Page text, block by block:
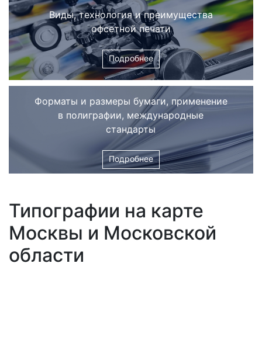
Виды, технология и преимущества
офсетной печати
Подробнее
Форматы и размеры бумаги, применение
в полиграфии, международные
стандарты
Подробнее
Типографии на карте
Москвы и Московской
области